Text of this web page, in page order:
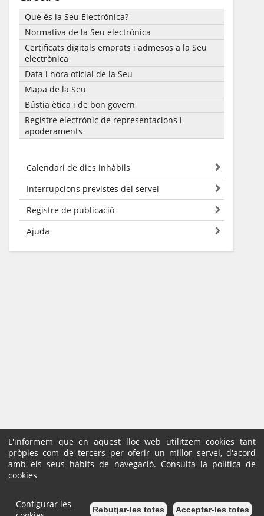
Què és la Seu Electrònica?
Normativa de la Seu electrònica
Certificats digitals emprats i admesos a la Seu
electrònica
Data i hora oficial de la Seu
Mapa de la Seu
Bústia ètica i de bon govern
Registre electrònic de representacions i
apoderaments
Calendari de dies inhàbils
Interrupcions previstes del servei
Registre de publicació
Ajuda
L'informem que en aquest lloc web utilitzem cookies tant
pròpies com de tercers per oferir un millor servei, d'acord
amb els seus hàbits de navegació. Consulta la política de
cookies
Configurar les
Rebutjar-les totes Acceptar-les totes